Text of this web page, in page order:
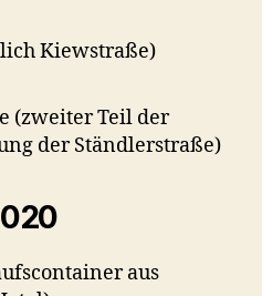
Kiewstraße)
(zweiter Teil der
der Ständlerstraße)
aus